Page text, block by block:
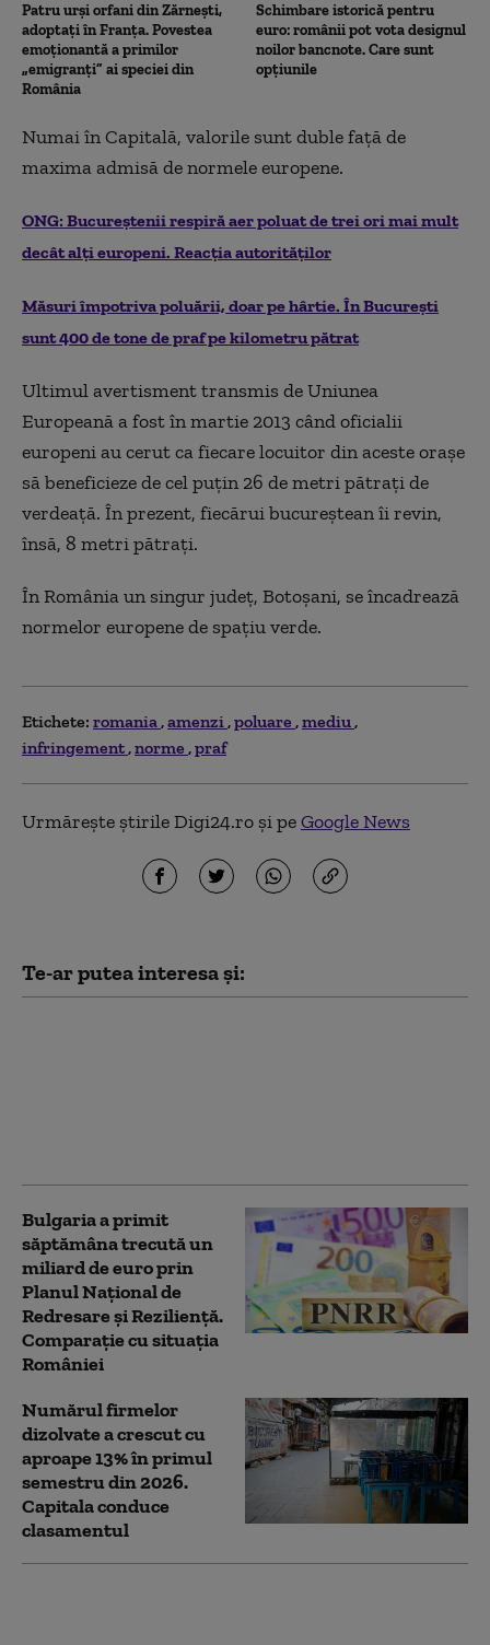
Patru urși orfani din Zărnești,
adoptați în Franța. Povestea
emoționantă a primilor
„emigranți” ai speciei din
România
Schimbare istorică pentru
euro: românii pot vota designul
noilor bancnote. Care sunt
opțiunile
Numai în Capitală, valorile sunt duble faţă de
maxima admisă de normele europene.
ONG: Bucureștenii respiră aer poluat de trei ori mai mult
decât alți europeni. Reacția autorităților
Măsuri împotriva poluării, doar pe hârtie. În Bucureşti
sunt 400 de tone de praf pe kilometru pătrat
Ultimul avertisment transmis de Uniunea
Europeană a fost în martie 2013 când oficialii
europeni au cerut ca fiecare locuitor din aceste oraşe
să beneficieze de cel puţin 26 de metri pătraţi de
verdeaţă. În prezent, fiecărui bucureştean îi revin,
însă, 8 metri pătraţi.
În România un singur judeţ, Botoşani, se încadrează
normelor europene de spaţiu verde.
Etichete: romania amenzi poluare mediu
infringement norme praf
Urmărește știrile Digi24.ro și peGoogle News
Te-ar putea interesa și:
Bulgaria a primit
săptămâna trecută un
miliard de euro prin
Planul Naţional de
Redresare şi Rezilienţă.
Comparație cu situația
României
Numărul firmelor
dizolvate a crescut cu
aproape 13% în primul
semestru din 2026.
Capitala conduce
clasamentul